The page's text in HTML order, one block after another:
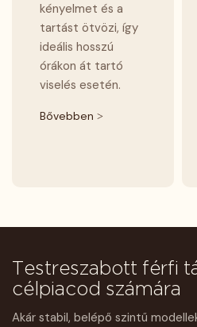
kényelmet és a
tartást ötvözi, így
ideális hosszú
órákon át tartó
viselés esetén.
Bővebben >
Testreszabott férfi
célpiacod számára
Akár stabil, belépő szintű